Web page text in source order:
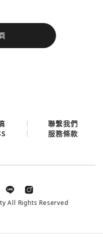
聯繫我們
服務條款
All Rights Reserved